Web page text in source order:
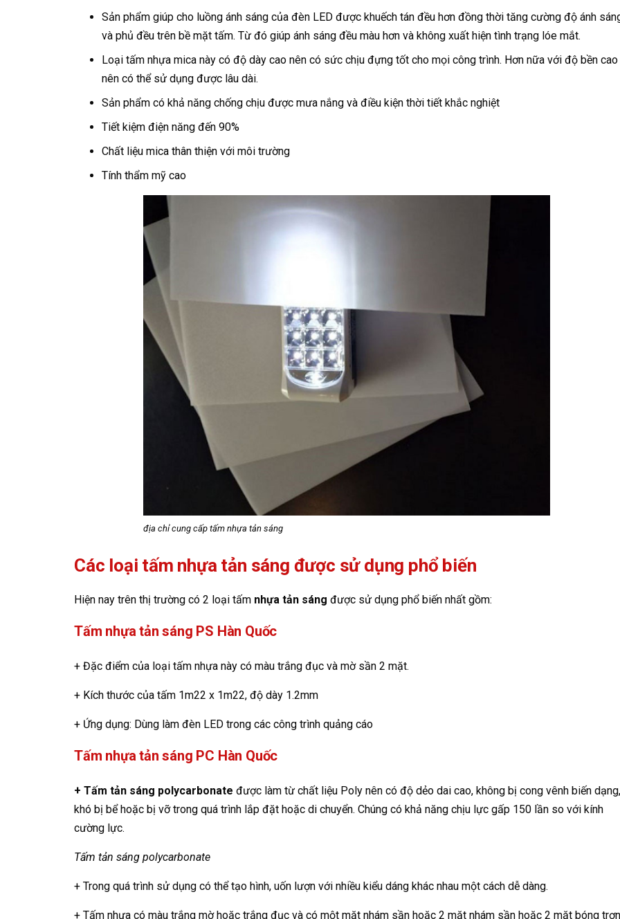
Sản phẩm giúp cho luồng ánh sáng của đèn LED được khuếch tán đều hơn đồng thời tăng cường độ ánh
và phủ đều trên bề mặt tấm. Từ đó giúp ánh sáng đều màu hơn và không xuất hiện tình trạng lóe mắt.
Loại tấm nhựa mica này có độ dày cao nên có sức chịu đựng tốt cho mọi công trình. Hơn nữa với độ bền cao
nên có thể sử dụng được lâu dài.
Sản phẩm có khả năng chống chịu được mưa nắng và điều kiện thời tiết khắc nghiệt
Tiết kiệm điện năng đến 90%
Chất liệu mica thân thiện với môi trường
Tính thẩm mỹ cao
địa chỉ cung cấp tấm nhựa tản sáng
Các loại tấm nhựa tản sáng được sử dụng phổ biến
Hiện nay trên thị trường có 2 loại tấm nhựa tản sáng được sử dụng phổ biến nhất gồm:
Tấm nhựa tản sáng PS Hàn Quốc
+ Đặc điểm của loại tấm nhựa này có màu trắng đục và mờ sần 2 mặt.
+ Kích thước của tấm 1m22 x 1m22, độ dày 1.2mm
+ Ứng dụng: Dùng làm đèn LED trong các công trình quảng cáo
Tấm nhựa tản sáng PC Hàn Quốc
+ Tấm tản sáng polycarbonate được làm từ chất liệu Poly nên có độ dẻo dai cao, không bị cong vênh biến dạng,
khó bị bể hoặc bị vỡ trong quá trình lắp đặt hoặc di chuyển. Chúng có khả năng chịu lực gấp 150 lần so với kính
cường lực.
Tấm tản sáng polycarbonate
+ Trong quá trình sử dụng có thể tạo hình, uốn lượn với nhiều kiểu dáng khác nhau một cách dễ dàng.
+ Tấm nhựa có màu trắng mờ hoặc trắng đục và có một mặt nhám sần hoặc 2 mặt nhám sần hoặc 2 mặt bóng trơn